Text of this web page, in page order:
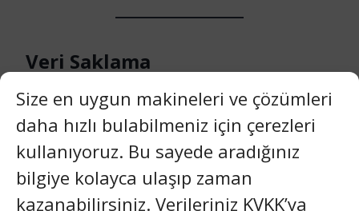
Size en uygun makineleri ve çözümleri
daha hızlı bulabilmeniz için çerezleri
kullanıyoruz. Bu sayede aradığınız
bilgiye kolayca ulaşıp zaman
kazanabilirsiniz. Verileriniz KVKK’ya
Veri Saklama
Form gönderimleri 12 aya kadar saklanır. Bülten verileri siz
aboneliğinizi iptal edene kadar saklanır.
Sizin Haklarınız